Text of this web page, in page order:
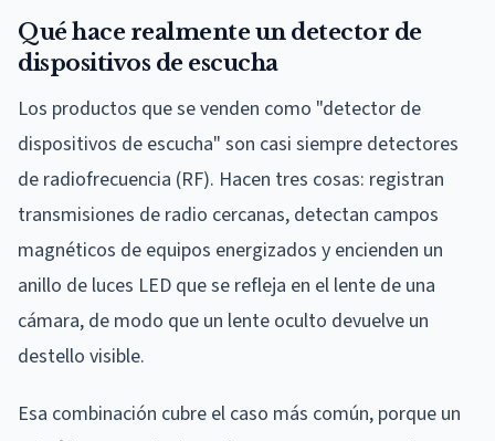
Qué hace realmente un detector de
dispositivos de escucha
Los productos que se venden como "detector de
dispositivos de escucha" son casi siempre detectores
de radiofrecuencia (RF). Hacen tres cosas: registran
transmisiones de radio cercanas, detectan campos
magnéticos de equipos energizados y encienden un
anillo de luces LED que se refleja en el lente de una
cámara, de modo que un lente oculto devuelve un
destello visible.
Esa combinación cubre el caso más común, porque un